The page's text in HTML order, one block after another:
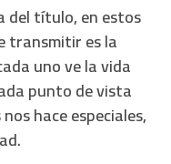
del título, en estos
transmitir es la
uno ve la vida
punto de vista
hace especiales,